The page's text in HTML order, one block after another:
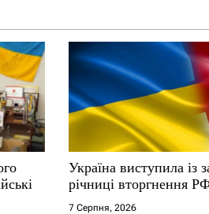
Україна виступила із
річниці вторгнення
7 Серпня, 2026